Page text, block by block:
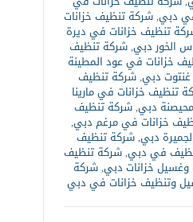
دبي,شركة تنظيف خزانات
تنظيف خزانات في ديرة
الخور دبي,شركة تنظيف
خزانات في عود المطينة
دبي,شركة تنظيف
تنظيف خزانات في مارينا
دبي,شركة تنظيف
خزانات في مرغم دبي,
دبي,شركة تنظيف
في دبي,شركة تنظيف
خزانات دبي,شركة
وتنظيف خزانات في دبي